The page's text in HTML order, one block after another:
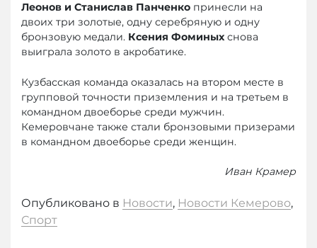
Леонов и Станислав Панченко принесли на
двоих три золотые, одну серебряную и одну
бронзовую медали. Ксения Фоминыхснова
выиграла золото в акробатике.
Кузбасская команда оказалась на втором месте в
групповой точности приземления и на третьем в
командном двоеборье среди мужчин.
Кемеровчане также стали бронзовыми призерами
в командном двоеборье среди женщин.
Иван Крамер
Опубликовано в Новости, Новости Кемерово,
Спорт